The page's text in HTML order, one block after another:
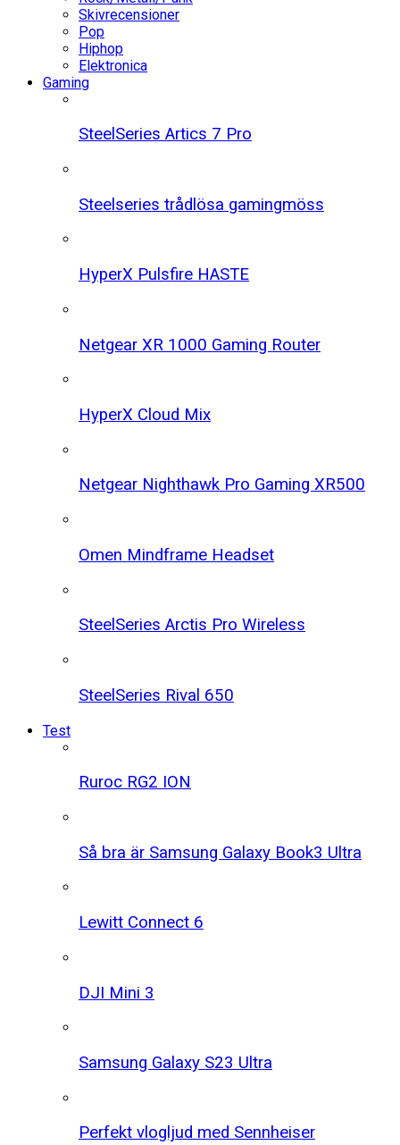
Skivrecensioner
Pop
Hiphop
Elektronica
Gaming
SteelSeries Artics 7 Pro
Steelseries trådlösa gamingmöss
HyperX Pulsfire HASTE
Netgear XR 1000 Gaming Router
HyperX Cloud Mix
Netgear Nighthawk Pro Gaming XR500
Omen Mindframe Headset
SteelSeries Arctis Pro Wireless
SteelSeries Rival 650
Test
Ruroc RG2 ION
Så bra är Samsung Galaxy Book3 Ultra
Lewitt Connect 6
DJI Mini 3
Samsung Galaxy S23 Ultra
Perfekt vlogljud med Sennheiser